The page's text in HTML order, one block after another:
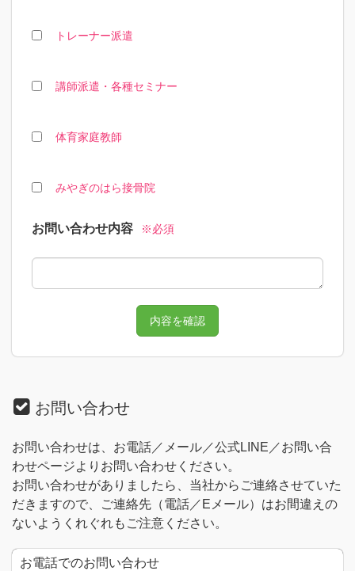
トレーナー派遣
講師派遣・各種セミナー
体育家庭教師
みやぎのはら接骨院
お問い合わせ内容 ※必須
お問い合わせ
お問い合わせは、お電話／メール／公式LINE／お問い合
わせページよりお問い合わせください。
お問い合わせがありましたら、当社からご連絡させていた
だきますので、ご連絡先（電話／Eメール）はお間違えの
ないようくれぐれもご注意ください。
お電話でのお問い合わせ